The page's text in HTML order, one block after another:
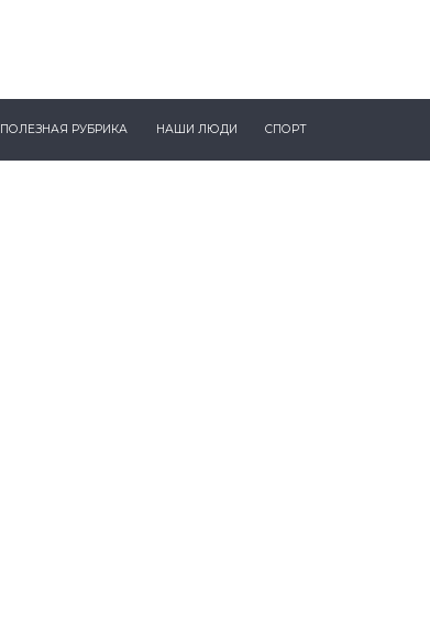
ПОЛЕЗНАЯ РУБРИКА НАШИ ЛЮДИ СПОРТ